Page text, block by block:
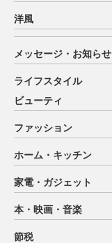
洋風
メッセージ・お知らせ
ライフスタイル
ビューティ
ファッション
ホーム・キッチン
家電・ガジェット
本・映画・音楽
節税